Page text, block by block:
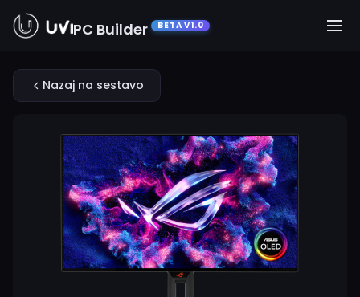
PC Builder BETA V1.0
Nazaj na sestavo